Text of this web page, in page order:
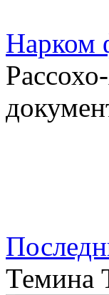
Нарком
Темина